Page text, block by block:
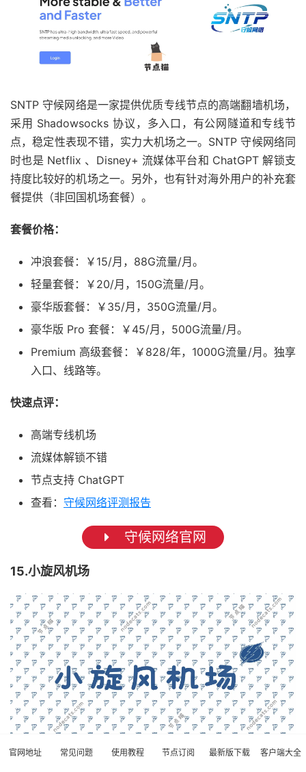
SNTP 守候网络是一家提供优质专线节点的高端翻墙机场，
采用 Shadowsocks 协议，多入口，有公网隧道和专线节
点，稳定性表现不错，实力大机场之一。SNTP 守候网络同
时也是 Netflix 、Disney+ 流媒体平台和 ChatGPT 解锁支
持度比较好的机场之一。另外，也有针对海外用户的补充套
餐提供（非回国机场套餐）。
套餐价格：
冲浪套餐：￥15/月，88G流量/月。
轻量套餐：￥20/月，150G流量/月。
豪华版套餐：￥35/月，350G流量/月。
豪华版 Pro 套餐：￥45/月，500G流量/月。
Premium 高级套餐：￥828/年，1000G流量/月。独享
入口、线路等。
快速点评：
高端专线机场
流媒体解锁不错
节点支持 ChatGPT
查看： 守候网络评测报告
守候网络官网
15.小旋风机场
官网地址 常见问题 使用教程 节点订阅 最新版下载 客户端大全